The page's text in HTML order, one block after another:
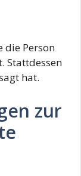
die Person
Stattdessen
hat.
zur